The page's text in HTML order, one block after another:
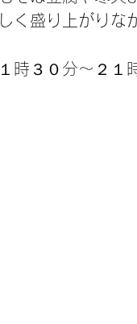
く盛り上がりな
時３０分～２